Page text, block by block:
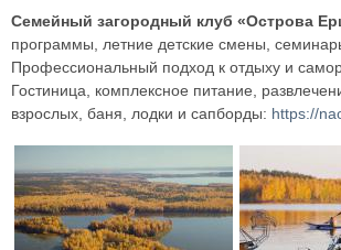
Семейный загородный клуб «Острова
программы, летние детские смены,
Профессиональный подход к отдыху и
Гостиница, комплексное питание,
взрослых, баня, лодки и сапборды: https://